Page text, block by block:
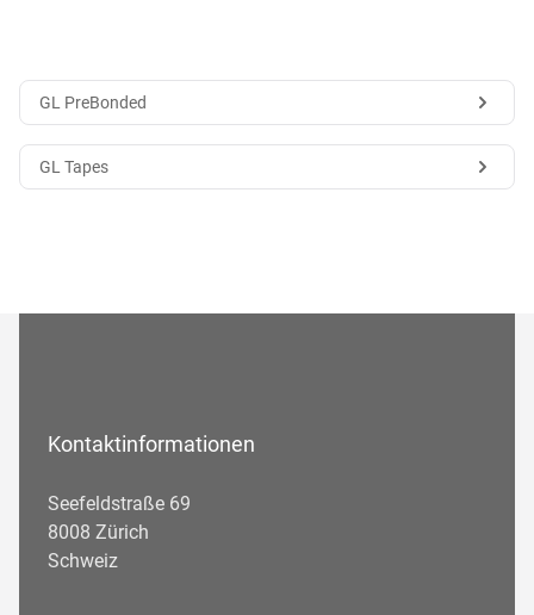
GL PreBonded
GL Tapes
Kontaktinformationen
Seefeldstraße 69
8008 Zürich
Schweiz